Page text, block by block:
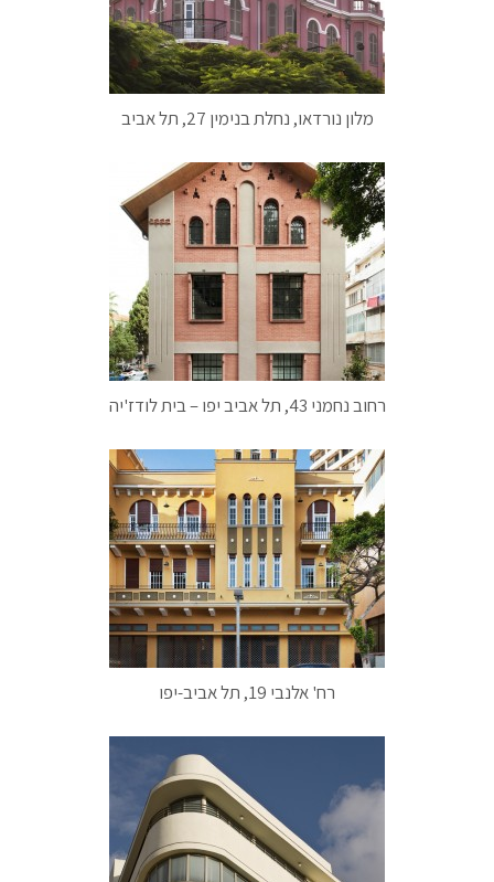
מלון נורדאו, נחלת בנימין 27, תל אביב
רחוב נחמני 43, תל אביב יפו – בית לודז'יה
רח' אלנבי 19, תל אביב-יפו